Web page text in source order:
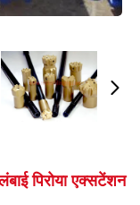
पिरोया एक्सटेंशन